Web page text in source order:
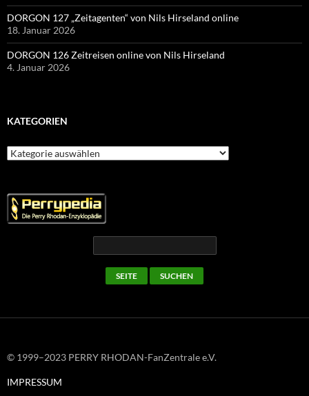
DORGON 127 „Zeitagenten“ von Nils Hirseland online
18. Januar 2026
DORGON 126 Zeitreisen online von Nils Hirseland
4. Januar 2026
KATEGORIEN
Kategorien
© 1999–2023 PERRY RHODAN-FanZentrale e.V.
IMPRESSUM